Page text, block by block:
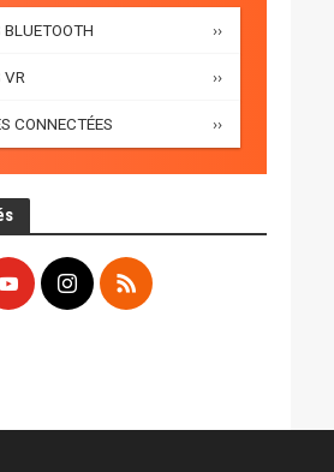
BLUETOOTH ››
VR ››
CONNECTÉES ››